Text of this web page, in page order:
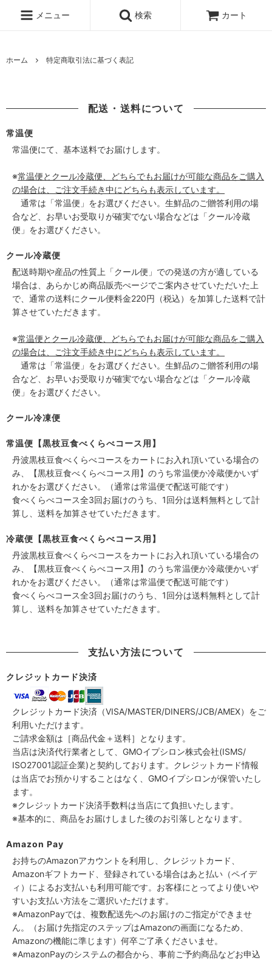
メニュー 検索 カート
ホーム 特定商取引法に基づく表記
配送・送料について
常温便
常温便にて、基本送料でお届けします。
※常温便とクール冷蔵便、どちらでもお届けが可能な商品をご購入
の場合は、ご注文手続き中にどちらも表示しています。
通常は「常温便」をお選びください。生鮮品のご贈答利用の場
合など、お早いお受取りが確実でない場合などは「クール冷蔵
便」をお選びください。
クール冷蔵便
配送時期や産品の性質上「クール便」での発送の方が適している
場合は、あらかじめ商品販売ぺージでご案内させていただいた上
で、通常の送料にクール便料金220円（税込）を加算した送料で計
算させていただきます。
※常温便とクール冷蔵便、どちらでもお届けが可能な商品をご購入
の場合は、ご注文手続き中にどちらも表示しています。
通常は「常温便」をお選びください。生鮮品のご贈答利用の場
合など、お早いお受取りが確実でない場合などは「クール冷蔵
便」をお選びください。
クール冷凍便
常温便【黒枝豆食べくらべコース用】
丹波黒枝豆食べくらべコースをカートにお入れ頂いている場合の
み、【黒枝豆食べくらべコース用】のうち常温便か冷蔵便かいず
れかをお選びください。（通常は常温便で配送可能です）
食べくらべコース全3回お届けのうち、1回分は送料無料として計
算し、送料を加算させていただきます。
冷蔵便【黒枝豆食べくらべコース用】
丹波黒枝豆食べくらべコースをカートにお入れ頂いている場合の
み、【黒枝豆食べくらべコース用】のうち常温便か冷蔵便かいず
れかをお選びください。（通常は常温便で配送可能です）
食べくらべコース全3回お届けのうち、1回分は送料無料として計
算し、送料を加算させていただきます。
支払い方法について
クレジットカード決済
クレジットカード決済（VISA/MASTER/DINERS/JCB/AMEX）をご
利用いただけます。
ご請求金額は［商品代金＋送料］となります。
当店は決済代行業者として、GMOイプシロン株式会社(ISMS/
ISO27001認証企業)と契約しております。クレジットカード情報
は当店でお預かりすることはなく、GMOイプシロンが保管いたし
ます。
※クレジットカード決済手数料は当店にて負担いたします。
※基本的に、商品をお届けしました後のお引落しとなります。
Amazon Pay
お持ちのAmazonアカウントを利用し、クレジットカード、
Amazonギフトカード、登録されている場合はあと払い（ペイデ
ィ）によるお支払いも利用可能です。お客様にとってより使いや
すいお支払い方法をご選択いただけます。
※AmazonPayでは、複数配送先へのお届けのご指定ができませ
ん。（お届け先指定のステップはAmazonの画面になるため、
Amazonの機能に準じます）何卒ご了承くださいませ。
※AmazonPayのシステムの都合から、事前ご予約商品などお申込